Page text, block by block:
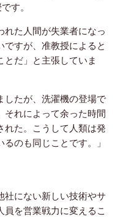
す。
れた人間が失業者になっ
すが、准教授によると
とだ」と主張していま
したが、洗濯機の登場で
それによって余った時間
れた。こうして人類は発
のも同じことです。」
社にない新しい技術やサ
を営業戦力に変えるこ